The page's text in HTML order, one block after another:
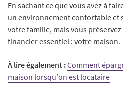
En sachant ce que vous avez à
un environnement confortable et
votre famille, mais vous
financier essentiel : votre maison.
À lire également :Comment
maison lorsqu’on est locataire